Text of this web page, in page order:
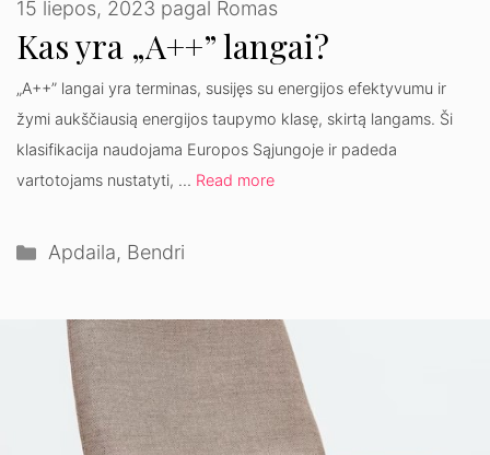
Kas yra „A++” langai?
15 liepos, 2023 pagal Romas
„A++” langai yra terminas, susijęs su energijos efektyvumu ir
žymi aukščiausią energijos taupymo klasę, skirtą langams. Ši
klasifikacija naudojama Europos Sąjungoje ir padeda
vartotojams nustatyti, … Read more
Kategorijos
Apdaila, Bendri